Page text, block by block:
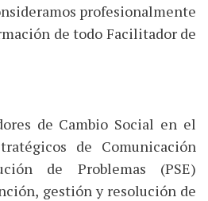
profesionalmente
de todo Facilitador de
de Cambio Social en el
de Comunicación
de Problemas (PSE)
gestión y resolución de